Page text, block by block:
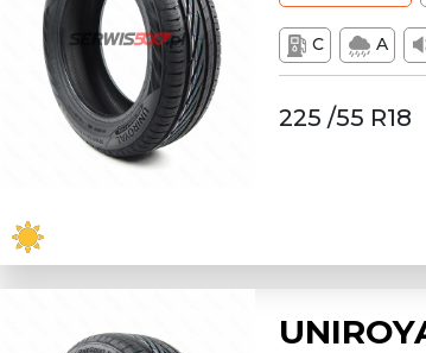
C A
225 /55 R18